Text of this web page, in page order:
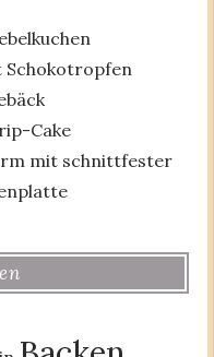
Schokotropfen
Cake
mit schnittfester